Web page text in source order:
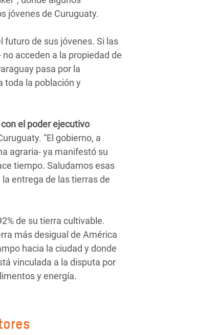
jóvenes de Curuguaty.
futuro de sus jóvenes. Si las
acceden a la propiedad de
pasa por la
toda la población y
el poder ejecutivo
“El gobierno, a
agraria- ya manifestó su
tiempo. Saludamos esas
entrega de las tierras de
de su tierra cultivable.
más desigual de América
hacia la ciudad y donde
vinculada a la disputa por
y energía.